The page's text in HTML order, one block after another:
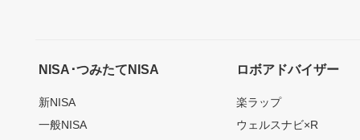
NISA･つみたてNISA
新NISA
一般NISA
ロボアドバイザー
楽ラップ
ウェルスナビ×R